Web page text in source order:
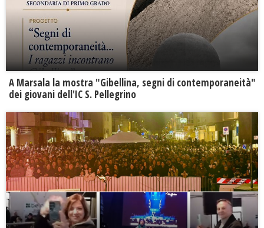
A Marsala la mostra "Gibellina, segni di contemporaneità"
dei giovani dell'IC S. Pellegrino